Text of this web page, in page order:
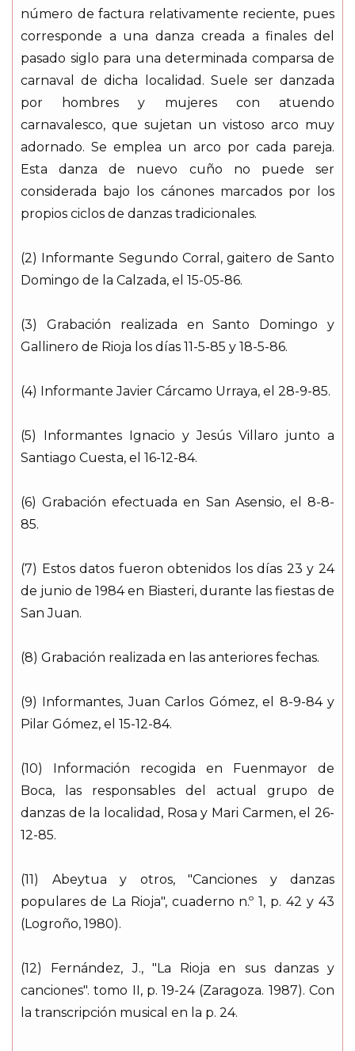
número de factura relativamente reciente, pues
corresponde a una danza creada a finales del
pasado siglo para una determinada comparsa de
carnaval de dicha localidad. Suele ser danzada
por hombres y mujeres con atuendo
carnavalesco, que sujetan un vistoso arco muy
adornado. Se emplea un arco por cada pareja.
Esta danza de nuevo cuño no puede ser
considerada bajo los cánones marcados por los
propios ciclos de danzas tradicionales.
(2) Informante Segundo Corral, gaitero de Santo
Domingo de la Calzada, el 15-05-86.
(3) Grabación realizada en Santo Domingo y
Gallinero de Rioja los días 11-5-85 y 18-5-86.
(4) Informante Javier Cárcamo Urraya, el 28-9-85.
(5) Informantes Ignacio y Jesús Villaro junto a
Santiago Cuesta, el 16-12-84.
(6) Grabación efectuada en San Asensio, el 8-8-
85.
(7) Estos datos fueron obtenidos los días 23 y 24
de junio de 1984 en Biasteri, durante las fiestas de
San Juan.
(8) Grabación realizada en las anteriores fechas.
(9) Informantes, Juan Carlos Gómez, el 8-9-84 y
Pilar Gómez, el 15-12-84.
(10) Información recogida en Fuenmayor de
Boca, las responsables del actual grupo de
danzas de la localidad, Rosa y Mari Carmen, el 26-
12-85.
(11) Abeytua y otros, "Canciones y danzas
populares de La Rioja", cuaderno n.º 1, p. 42 y 43
(Logroño, 1980).
(12) Fernández, J., "La Rioja en sus danzas y
canciones". tomo II, p. 19-24 (Zaragoza. 1987). Con
la transcripción musical en la p. 24.